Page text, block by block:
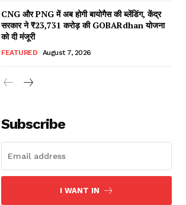
CNG और PNG में अब होगी बायोगैस की ब्लेंडिंग, केंद्र
सरकार ने ₹23,731 करोड़ की GOBARdhan योजना
को दी मंजूरी
FEATURED August 7, 2026
Subscribe
I WANT IN